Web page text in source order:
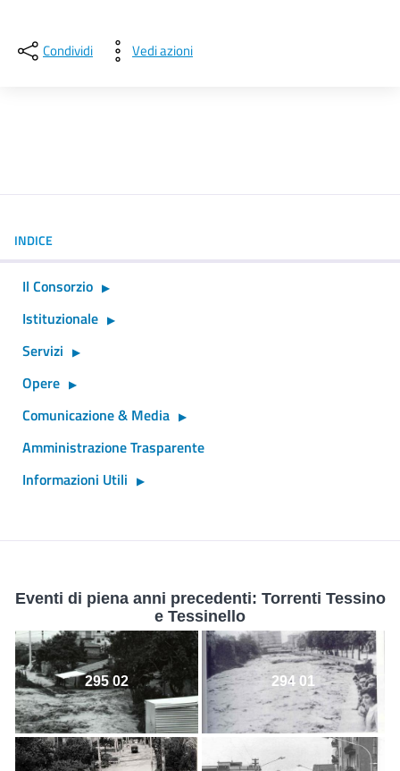
Condividi Vedi azioni
INDICE
Il Consorzio
Istituzionale
Servizi
Opere
Comunicazione & Media
Amministrazione Trasparente
Informazioni Utili
Eventi di piena anni precedenti: Torrenti Tessino
e Tessinello
295 02 294 01